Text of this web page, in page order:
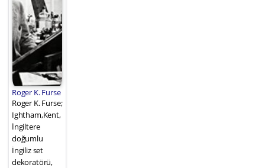
Roger K. Furse
Roger K. Furse;
Ightham,Kent,
İngiltere
doğumlu
İngiliz set
dekoratörü,